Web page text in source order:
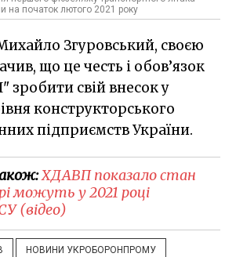
на початок лютого 2021 року
Згуровський, своєю
що це честь і обов’язок
зробити свій внесок у
конструкторського
підприємств України.
ХДАВП показало стан
можуть у 2021 році
(відео)
НОВИНИ УКРОБОРОНПРОМУ